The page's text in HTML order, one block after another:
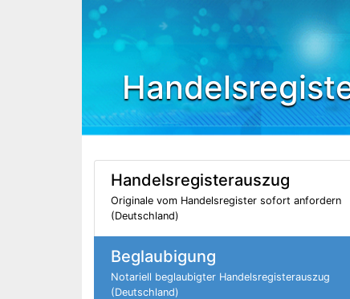
Handelsregisterauszug
Originale vom Handelsregister sofort anfordern
(Deutschland)
Beglaubigung
Notariell beglaubigter Handelsregisterauszug
(Deutschland)